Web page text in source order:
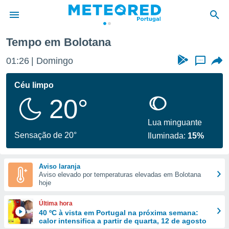
da
foi
fornecidas
a este
das
e
forma
digital
Tempo em Bolotana
01:26 Domingo ...
Céu limpo
20°
Sensação de 20°
Lua minguante
Iluminada: 15%
Aviso laranja
Aviso elevado por temperaturas elevadas em Bolotana
hoje
Última hora
40 ºC à vista em Portugal na próxima semana:
calor intensifica a partir de quarta, 12 de agosto